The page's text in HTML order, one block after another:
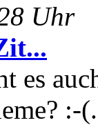
Uhr
es
:-